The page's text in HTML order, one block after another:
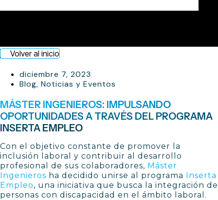
Volver al inicio
diciembre 7, 2023
Blog, Noticias y Eventos
MÁSTER INGENIEROS: IMPULSANDO
OPORTUNIDADES A TRAVÉS DEL PROGRAMA
INSERTA EMPLEO
Con el objetivo constante de promover la
inclusión laboral y contribuir al desarrollo
profesional de sus colaboradores, Máster
Ingenieros ha decidido unirse al programa Inserta
Empleo, una iniciativa que busca la integración de
personas con discapacidad en el ámbito laboral.